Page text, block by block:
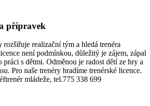
přípravek
rozšiřuje realizační tým a hledá trenéra
není podmínkou, důležitý je zájem, zápal
práci s dětmi. Odměnou je radost dětí ze hry a
Pro naše trenéry hradíme trenérské licence.
mládeže, tel.775 338 699